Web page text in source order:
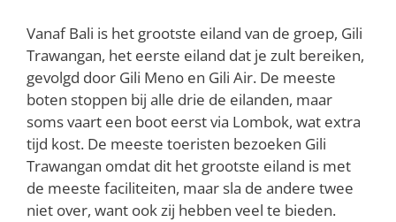
Vanaf Bali is het grootste eiland van de groep, Gili
Trawangan, het eerste eiland dat je zult bereiken,
gevolgd door Gili Meno en Gili Air. De meeste
boten stoppen bij alle drie de eilanden, maar
soms vaart een boot eerst via Lombok, wat extra
tijd kost. De meeste toeristen bezoeken Gili
Trawangan omdat dit het grootste eiland is met
de meeste faciliteiten, maar sla de andere twee
niet over, want ook zij hebben veel te bieden.